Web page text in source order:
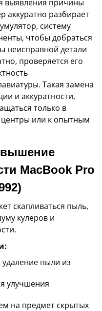
выявления причины
аккуратно разбирает
систему
чтобы добраться
неисправной детали
проверяется его
Такая замена
и аккуратности,
только в
или к опытным
MacBook Pro
скапливаться пыль,
кулеров и
удаление пыли из
улучшения
на предмет скрытых